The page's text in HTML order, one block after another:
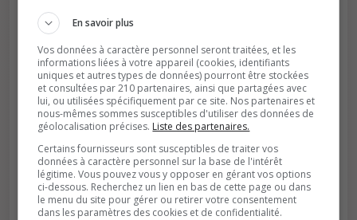
Soutient la communauté
Plus de visibilité = plus de joueurs
Récompenses possibles
Certains serveurs offrent des bonus aux
En savoir plus
Vos données à caractère personnel seront traitées, et les
informations liées à votre appareil (cookies, identifiants
uniques et autres types de données) pourront être stockées
et consultées par 210 partenaires, ainsi que partagées avec
lui, ou utilisées spécifiquement par ce site. Nos partenaires et
nous-mêmes sommes susceptibles d'utiliser des données de
géolocalisation précises. Liste des partenaires.
Certains fournisseurs sont susceptibles de traiter vos
données à caractère personnel sur la base de l'intérêt
légitime. Vous pouvez vous y opposer en gérant vos options
ci-dessous. Recherchez un lien en bas de cette page ou dans
le menu du site pour gérer ou retirer votre consentement
dans les paramètres des cookies et de confidentialité.